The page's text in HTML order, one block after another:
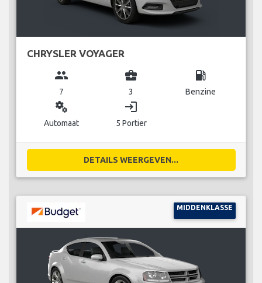
CHRYSLER VOYAGER
group
7
business_center
3
local_gas_station
Benzine
miscellaneous_services
Automaat
login
5 Portier
DETAILS WEERGEVEN...
MIDDENKLASSE